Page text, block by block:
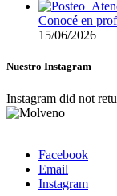
Conocé en
15/06/2026
Nuestro Instagram
Instagram did not
Facebook
Email
Instagram